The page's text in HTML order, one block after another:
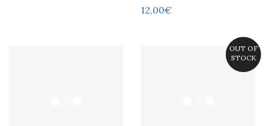
12,00€
OUT OF
STOCK